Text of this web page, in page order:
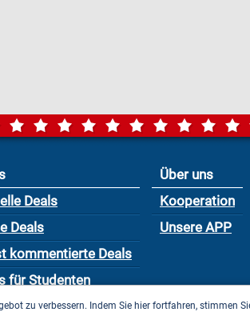
Deals
Deals
kommentierte Deals
für Studenten
Über uns
Kooperation
Unsere APP
zu verbessern. Indem Sie hier fortfahren, stimmen